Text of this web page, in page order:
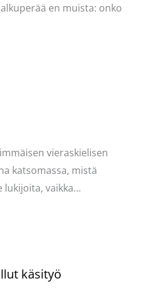
en muista: onko
vieraskielisen
katsomassa, mistä
lukijoita, vaikka…
käsityö